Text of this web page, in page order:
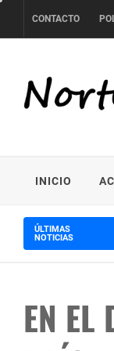
to
CONTACTO
INICIO
ÚLTIMAS
NOTICIAS
EN EL